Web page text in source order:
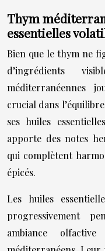
Thym
essentielles
Bien que le thym ne
d’ingrédients
méditerranéennes
crucial dans
ses huiles
apporte des notes
qui complètent
épicés.
Les huiles
progressivement
ambiance